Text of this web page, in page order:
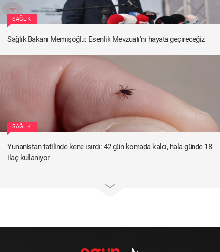
SAĞLIK
Sağlık Bakanı Memişoğlu: Esenlik Mevzuatı'nı hayata geçireceğiz
SAĞLIK
Yunanistan tatilinde kene ısırdı: 42 gün komada kaldı, hala günde 18
ilaç kullanıyor